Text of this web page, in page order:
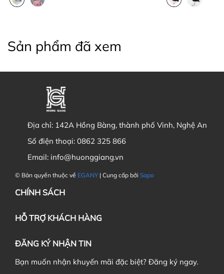
Sản phẩm đã xem
Địa chỉ: 142A Hồng Bàng, thành phố Vinh, Nghệ An
Số điện thoại: 0862 325 866
Email: info@huonggiang.vn
© Bản quyền thuộc về EGANY | Cung cấp bởi Sapo
CHÍNH SÁCH
HỖ TRỢ KHÁCH HÀNG
ĐĂNG KÝ NHẬN TIN
Bạn muốn nhận khuyến mãi đặc biệt? Đăng ký ngay.